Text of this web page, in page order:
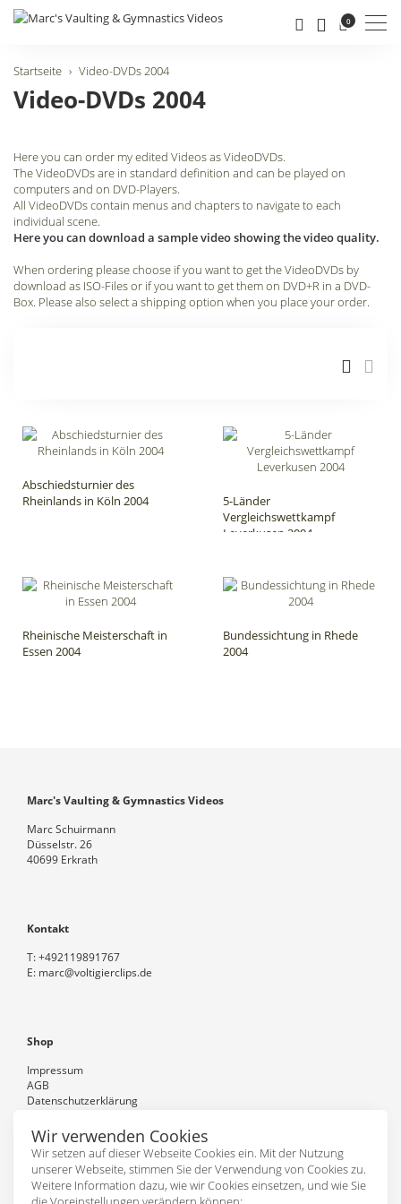
Wir verwenden Cookies
Wir setzen auf dieser Webseite Cookies ein. Mit der Nutzung
unserer Webseite, stimmen Sie der Verwendung von Cookies zu.
Weitere Information dazu, wie wir Cookies einsetzen, und wie Sie
0
Startseite Video-DVDs 2004
Video-DVDs 2004
Here you can order my edited Videos as VideoDVDs.
The VideoDVDs are in standard definition and can be played on
computers and on DVD-Players.
All VideoDVDs contain menus and chapters to navigate to each
individual scene.
Here you can download a sample video showing the video quality.
When ordering please choose if you want to get the VideoDVDs by
download as ISO-Files or if you want to get them on DVD+R in a DVD-
Box. Please also select a shipping option when you place your order.
Abschiedsturnier des
Rheinlands in Köln 2004
5-Länder
Vergleichswettkampf
Leverkusen 2004
Rheinische Meisterschaft in
Essen 2004
Bundessichtung in Rhede
2004
Marc's Vaulting & Gymnastics Videos
Marc Schuirmann
Düsselstr. 26
40699 Erkrath
Kontakt
T:+492119891767
E: marc@voltigierclips.de
Shop
Impressum
AGB
Datenschutzerklärung
Kontakt
Folgen Sie uns